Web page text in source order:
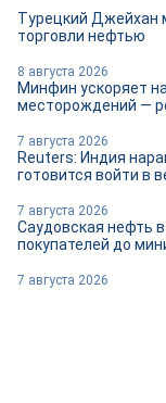
Турецкий Джейхан
торговли нефтью
8 августа 2026
Минфин ускоряет
месторождений —
7 августа 2026
Reuters: Индия
готовится войти в
7 августа 2026
Саудовская нефть
покупателей до
7 августа 2026